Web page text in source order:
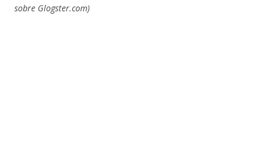
sobre Glogster.com)